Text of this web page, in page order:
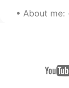
About me: • name(이름) :